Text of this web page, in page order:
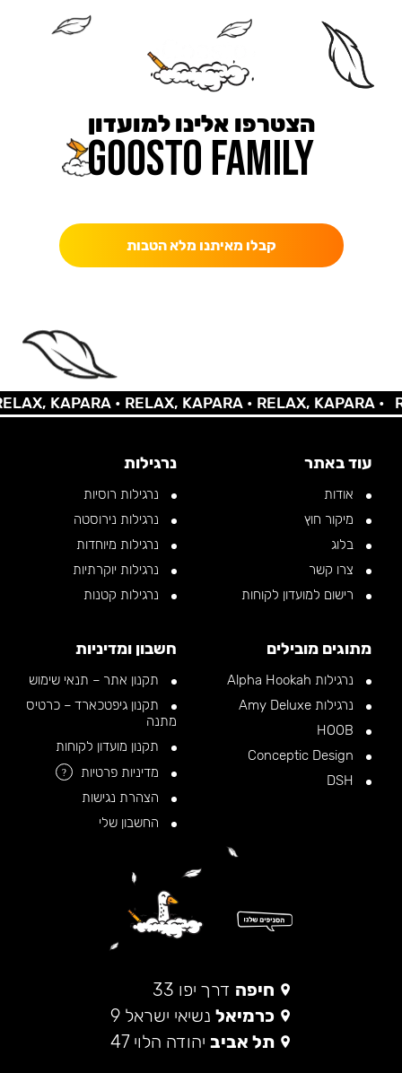
הצטרפו אלינו למועדון
קבלו מאיתנו מלא הטבות
KAPARA •RELAX, KAPARA •RELAX, KAPARA •
עוד באתר
אודות
מיקור חוץ
בלוג
צרו קשר
רישום למועדון לקוחות
נרגילות
נרגילות רוסיות
נרגילות נירוסטה
נרגילות מיוחדות
נרגילות יוקרתיות
נרגילות קטנות
מתוגים מובילים
נרגילות Alpha Hookah
נרגילות Amy Deluxe
חשבון ומדיניות
תקנון אתר – תנאי שימוש
תקנון גיפטכארד – כרטיס
מתנה
תקנון מועדון לקוחות
מדיניות פרטיות
?
הצהרת נגישות
החשבון שלי
חיפה דרך יפו 33
כרמיאל נשיאי ישראל 9
תל אביב יהודה הלוי 47